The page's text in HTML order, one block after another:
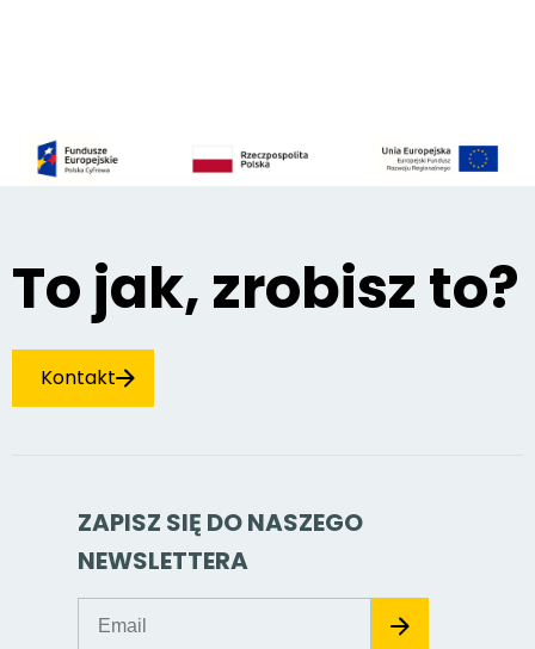
To jak, zrobisz to?
Kontakt
ZAPISZ SIĘ DO NASZEGO
NEWSLETTERA